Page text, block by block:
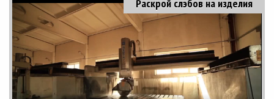
Раскрой слэбов на изделия